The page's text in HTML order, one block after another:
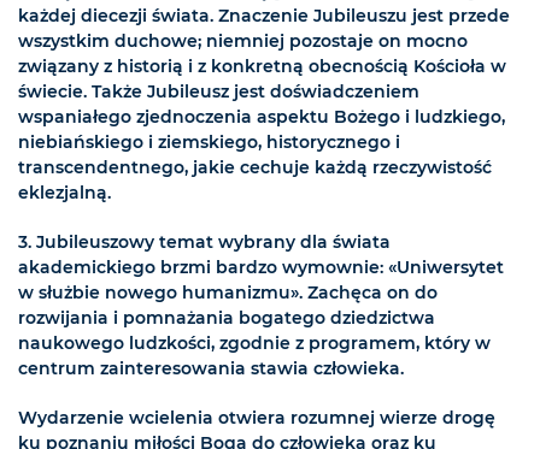
każdej diecezji świata. Znaczenie Jubileuszu jest przede
wszystkim duchowe; niemniej pozostaje on mocno
związany z historią i z konkretną obecnością Kościoła w
świecie. Także Jubileusz jest doświadczeniem
wspaniałego zjednoczenia aspektu Bożego i ludzkiego,
niebiańskiego i ziemskiego, historycznego i
transcendentnego, jakie cechuje każdą rzeczywistość
eklezjalną.
3. Jubileuszowy temat wybrany dla świata
akademickiego brzmi bardzo wymownie: «Uniwersytet
w służbie nowego humanizmu». Zachęca on do
rozwijania i pomnażania bogatego dziedzictwa
naukowego ludzkości, zgodnie z programem, który w
centrum zainteresowania stawia człowieka.
Wydarzenie wcielenia otwiera rozumnej wierze drogę
ku poznaniu miłości Boga do człowieka oraz ku